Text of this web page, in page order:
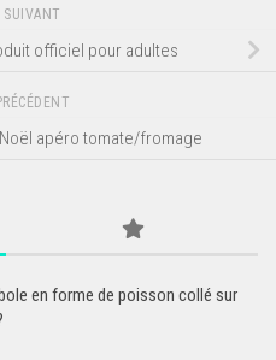
SUIVANT
officiel pour adultes
apéro tomate/fromage
en forme de poisson collé sur